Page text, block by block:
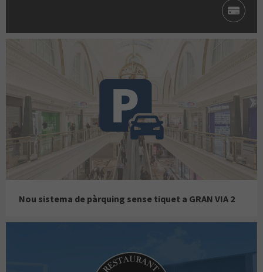
Nou sistema de pàrquing sense tiquet a GRAN VIA 2